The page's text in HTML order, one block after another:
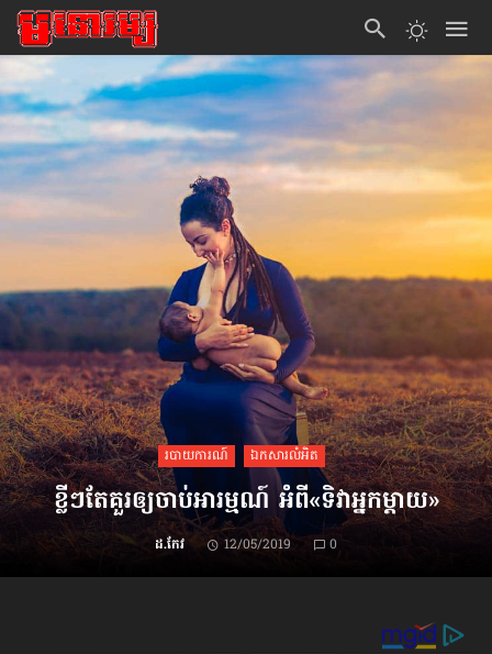
របាយការណ៍ ឯកសារលំអិត
ខ្លីៗតែគួរឲ្យចាប់អារម្មណ៍ អំពី«ទិវាអ្នកម្ដាយ»
ដ.កែវ 12/05/2019 0